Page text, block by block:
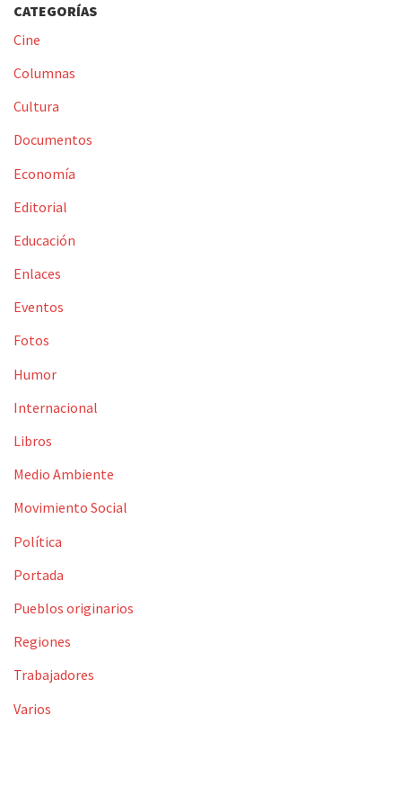
CATEGORÍAS
Cine
Columnas
Cultura
Documentos
Economía
Editorial
Educación
Enlaces
Eventos
Fotos
Humor
Internacional
Libros
Medio Ambiente
Movimiento Social
Política
Portada
Pueblos originarios
Regiones
Trabajadores
Varios